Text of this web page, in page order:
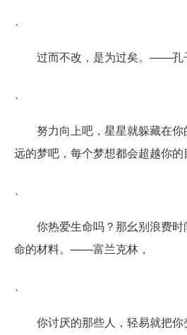
过而不改，是为过矣。——孔
努力向上吧，星星就躲藏在
远的梦吧，每个梦想都会超越你的
你热爱生命吗？那幺别浪费
命的材料。——富兰克林，
你讨厌的那些人，轻易就把